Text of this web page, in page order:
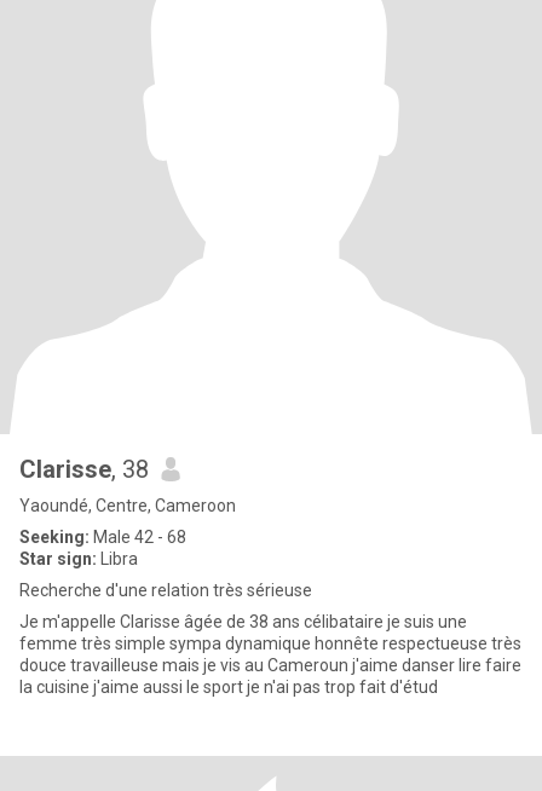
Clarisse, 38
Yaoundé, Centre, Cameroon
Seeking: Male 42 - 68
Star sign: Libra
Recherche d'une relation très sérieuse
Je m'appelle Clarisse âgée de 38 ans célibataire je suis une
femme très simple sympa dynamique honnête respectueuse très
douce travailleuse mais je vis au Cameroun j'aime danser lire faire
la cuisine j'aime aussi le sport je n'ai pas trop fait d'étud